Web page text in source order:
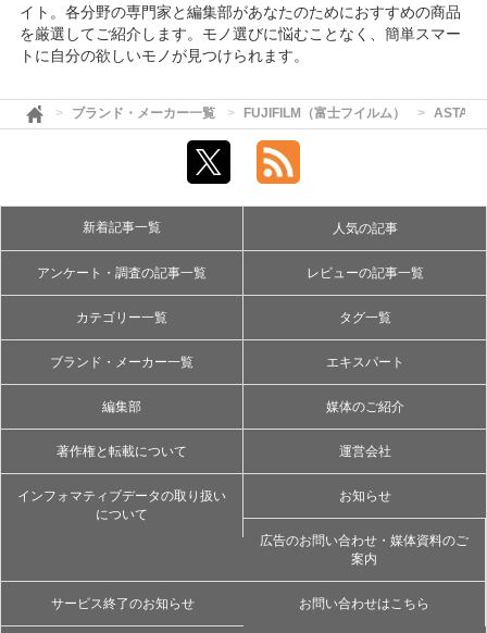
イト。各分野の専門家と編集部があなたのためにおすすめの商品
を厳選してご紹介します。モノ選びに悩むことなく、簡単スマー
トに自分の欲しいモノが見つけられます。
ブランド・メーカー一覧 FUJIFILM（富士フイルム）
新着記事一覧 人気の記事
アンケート・調査の記事一覧 レビューの記事一覧
カテゴリー一覧 タグ一覧
ブランド・メーカー一覧 エキスパート
編集部 媒体のご紹介
著作権と転載について 運営会社
インフォマティブデータの取り扱い
について
お知らせ
広告のお問い合わせ・媒体資料のご
案内
サービス終了のお知らせ お問い合わせはこちら